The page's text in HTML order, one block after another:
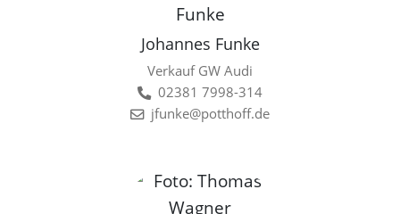
Johannes Funke
Verkauf GW Audi
02381 7998-314
jfunke@potthoff.de